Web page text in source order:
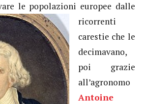
le popolazioni europee dalle
ricorrenti
carestie che le
decimavano,
poi grazie
all’agronomo
Antoine